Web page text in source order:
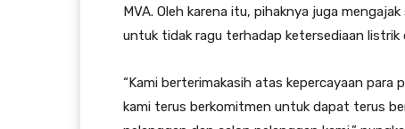
MVA. Oleh karena itu, pihaknya juga
untuk tidak ragu terhadap ketersediaan listrik
“Kami berterimakasih atas kepercayaan para
kami terus berkomitmen untuk dapat terus